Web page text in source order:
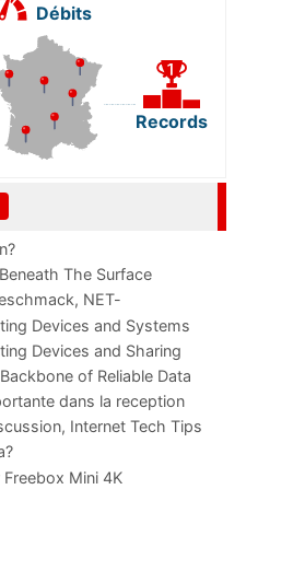
Débits
Records
The Surface
NET-
im
Devices and Systems
Devices and Sharing
of Reliable Data
dans la reception
Internet Tech Tips
Mini 4K